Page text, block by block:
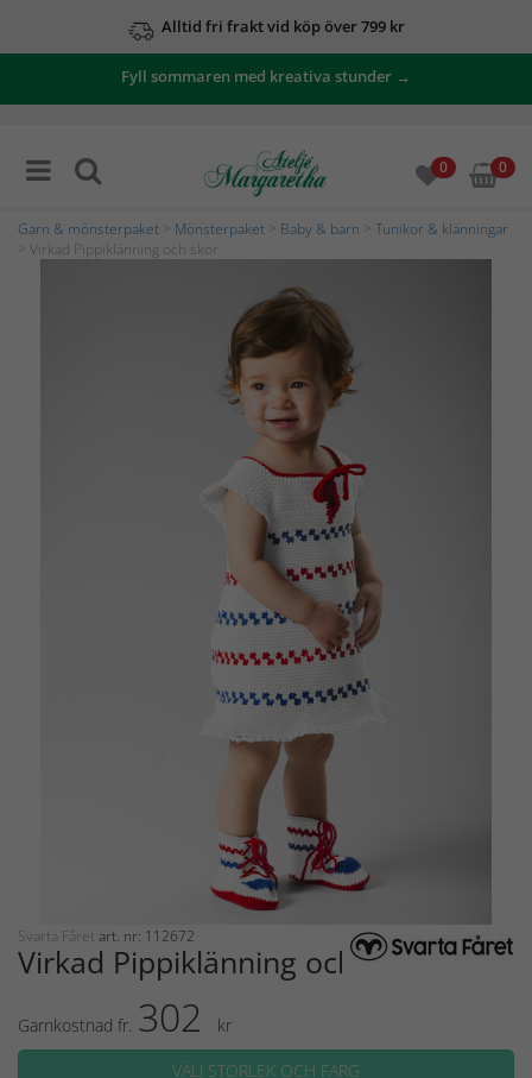
Alltid fri frakt vid köp över 799 kr
Fyll sommaren med kreativa stunder →
0 0
Garn & mönsterpaket Mönsterpaket Baby & barn
Tunikor & klänningar
> Virkad Pippiklänning och skor
Svarta Fåret art. nr: 112672
Virkad Pippiklänning och skor
Garnkostnad fr. 302
kr
VÄLJ STORLEK OCH FÄRG